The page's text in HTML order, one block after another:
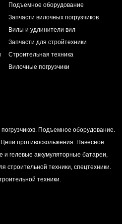
Подъемное оборудование
Запчасти вилочных погрузчиков
Вилы и удлинители вил
Запчасти для стройтехники
Строительная техника
Вилочные погрузчики
Подъемное оборудование.
противоскольжения. Навесное
и гелевые аккумуляторные батареи,
строительной техники, спецтехники.
техники.